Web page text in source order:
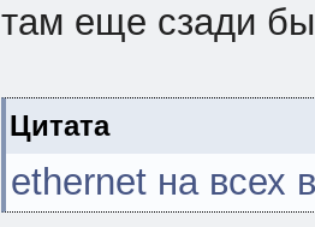
там еще сзади
Цитата
ethernet на всех